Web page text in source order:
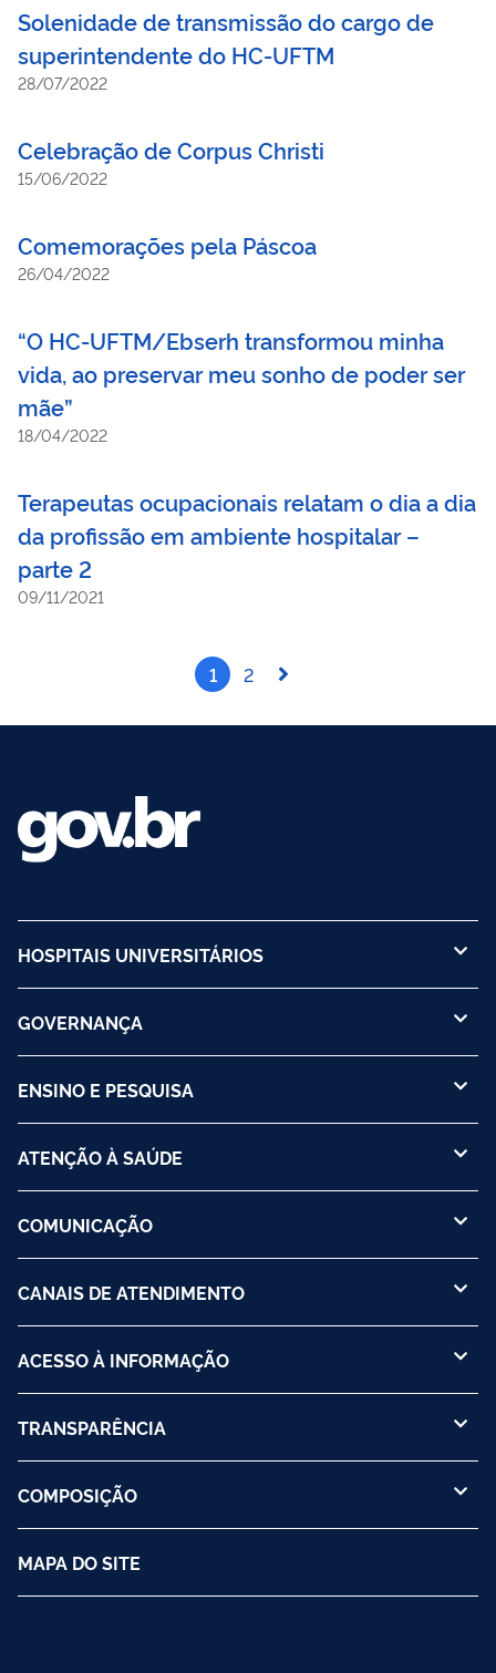
Solenidade de transmissão do cargo de
superintendente do HC-UFTM
28/07/2022
Celebração de Corpus Christi
15/06/2022
Comemorações pela Páscoa
26/04/2022
“O HC-UFTM/Ebserh transformou minha
vida, ao preservar meu sonho de poder ser
mãe”
18/04/2022
Terapeutas ocupacionais relatam o dia a dia
da profissão em ambiente hospitalar –
parte 2
09/11/2021
1 2
HOSPITAIS UNIVERSITÁRIOS
GOVERNANÇA
ENSINO E PESQUISA
ATENÇÃO À SAÚDE
COMUNICAÇÃO
CANAIS DE ATENDIMENTO
ACESSO À INFORMAÇÃO
TRANSPARÊNCIA
COMPOSIÇÃO
MAPA DO SITE